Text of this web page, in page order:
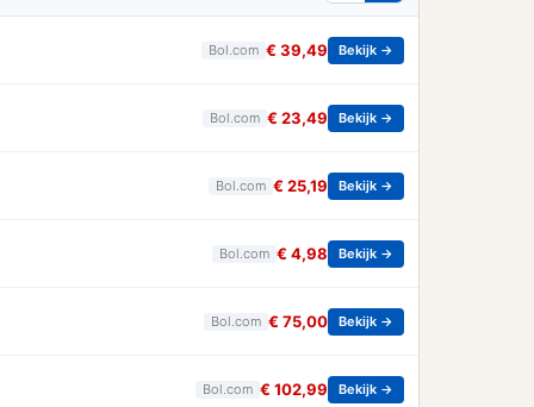
Bol.com € 39,49 Bekijk →
Bol.com € 23,49 Bekijk →
Bol.com € 25,19 Bekijk →
Bol.com € 4,98 Bekijk →
Bol.com € 75,00 Bekijk →
Bol.com € 102,99 Bekijk →